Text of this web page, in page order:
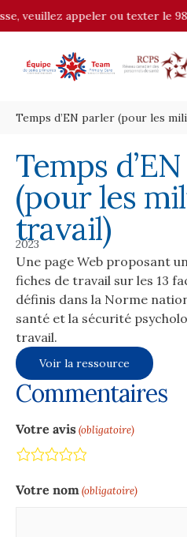
veuillez appeler ou texter le 988
Temps d’EN parler (pour les
Temps
(pour les
travail)
2023
Une page Web proposant
fiches de travail sur les 13
définis dans la Norme
santé et la sécurité
travail.
Voir la ressource
Commentaires
Votre avis(obligatoire)
Pretty good
Neutral
Not so great
Terrible
Votre nom(obligatoire)